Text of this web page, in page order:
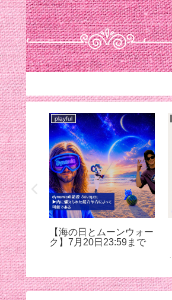
…
playful
【海の日とムーンウォー
ク】7月20日23:59まで